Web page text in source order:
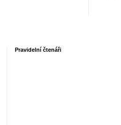
Pravidelní čtenáři